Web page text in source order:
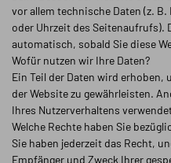
vor allem technische Daten (z.
oder Uhrzeit des Seitenaufrufs).
automatisch, sobald Sie diese
Wofür nutzen wir Ihre Daten?
Ein Teil der Daten wird
der Website zu gewährleisten.
Ihres Nutzerverhaltens
Welche Rechte haben Sie
Sie haben jederzeit das Recht,
Empfänger und Zweck Ihrer